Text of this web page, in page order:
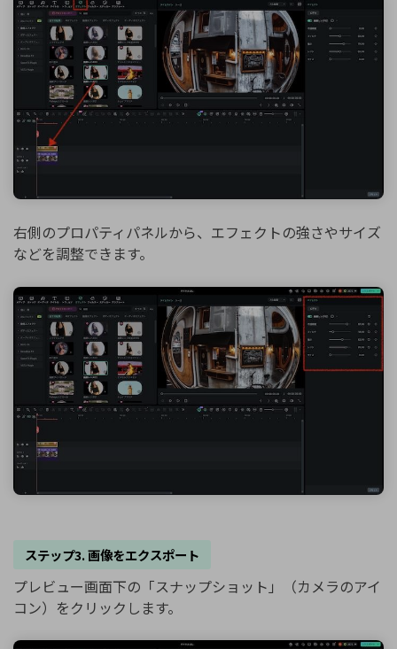
右側のプロパティパネルから、エフェクトの強さやサイズ
などを調整できます。
ステップ3. 画像をエクスポート
プレビュー画面下の「スナップショット」（カメラのアイ
コン）をクリックします。